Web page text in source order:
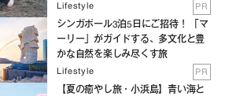
Lifestyle PR
シンガポール3泊5日にご招待！ 「マ
ーリー」がガイドする、多文化と豊
かな自然を楽しみ尽くす旅
Lifestyle PR
【夏の癒やし旅・小浜島】青い海と